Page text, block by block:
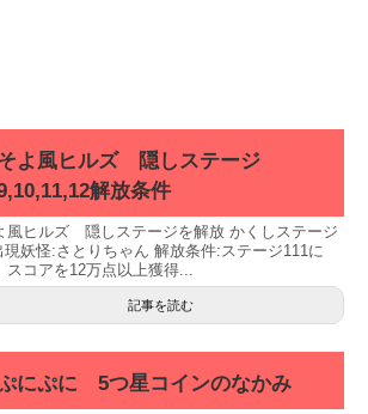
よ風ヒルズ 隠しステージ
解放条件
風ヒルズ 隠しステージを解放 かくしステージ
現妖怪:さとりちゃん 解放条件:ステージ111に
スコアを12万点以上獲得...
記事を読む
にぷに 5つ星コインのなかみ